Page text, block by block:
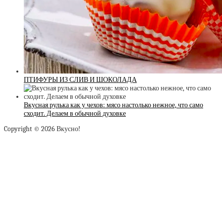
ПТИФУРЫ ИЗ СЛИВ И ШОКОЛАДА
Вкусная рулька как у чехов: мясо настолько нежное, что само
сходит. Делаем в обычной духовке
Copyright © 2026 Вкусно!